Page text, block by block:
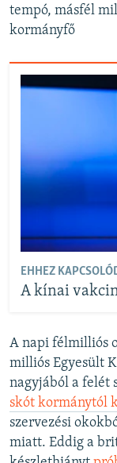
tempó, másfél
kormányfő
EHHEZ
A kínai
A napi félmilliós
milliós Egyesült
nagyjából a felét
skót kormánytól
szervezési
miatt. Eddig a